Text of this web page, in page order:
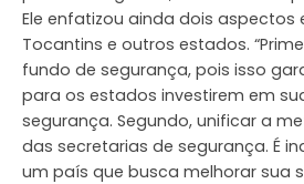
Ele enfatizou ainda dois aspectos
Tocantins e outros estados.
fundo de segurança, pois isso
para os estados investirem em
segurança. Segundo, unificar a
das secretarias de segurança. É
um país que busca melhorar sua